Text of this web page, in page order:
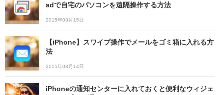
adで自宅のパソコンを遠隔操作する方法
2015年03月15日
【iPhone】スワイプ操作でメールをゴミ箱に入れる方
法
2015年03月14日
iPhoneの通知センターに入れておくと便利なウィジェ